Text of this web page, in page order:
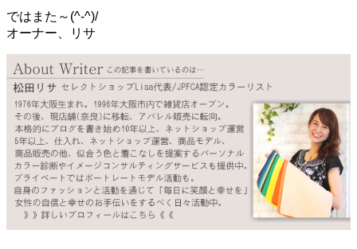
ではまた～(^-^)/
オーナー、リサ